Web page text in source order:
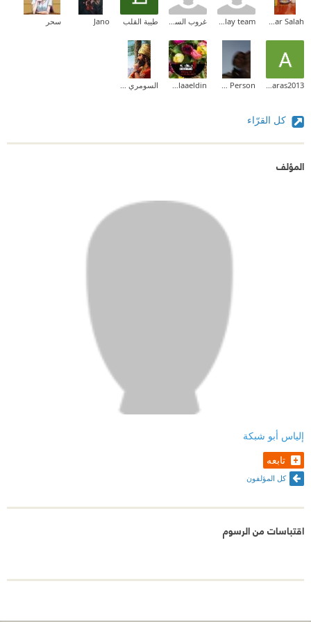
Hagar Salah
google play team غروب السوالقة طيبة القلب Jano سحر
Aras aras2013
Sendod Person
Hend Alaaeldin السومري البصراوي
كل القرّاء
المؤلف
إلياس أبو شبكة
تابعه
كل المؤلفون
اقتباسات من الرسوم